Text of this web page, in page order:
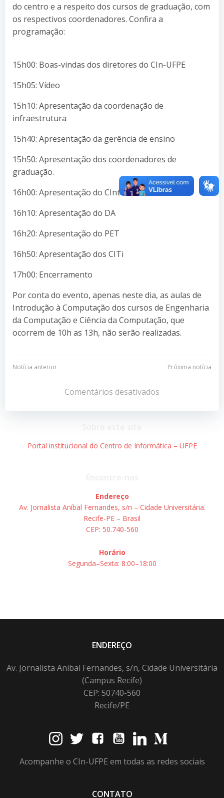
do centro e a respeito dos cursos de graduação, com
os respectivos coordenadores. Confira a
programação:
15h00: Boas-vindas dos diretores do CIn-UFPE
15h05: Vídeo
15h10: Apresentação da coordenação de
infraestrutura
15h40: Apresentação da gerência de ensino
15h50: Apresentação dos coordenadores de
graduação.
16h00: Apresentação do CIntia
16h10: Apresentação do DA
16h20: Apresentação do PET
16h50: Apresentação dos CITi
17h00: Encerramento
Por conta do evento, apenas neste dia, as aulas de
Introdução à Computação dos cursos de Engenharia
da Computação e Ciência da Computação, que
ocorrem de 10h as 13h, não serão realizadas.
Navegação
Post
Notícia anterior
Navegação
de
Post
Próxima notícia
Comentários desativados
Portal institucional do Centro de Informática – UFPE
Endereço
Av. Jornalista Aníbal Fernandes, s/n – Cidade Universitária.
Recife-PE – Brasil
CEP: 50.740-560
Horário
Segunda–Sexta: 8:00–18:00
ENDEREÇO
Av. Jornalista Anibal Fernandes, s/n, Cidade Universitária
(Campus Recife)
CEP: 50740-560
Recife/PE
Acompanhe o CIn-UFPE em todas as redes sociais
CONTATO